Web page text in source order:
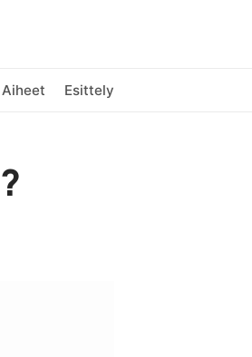
Aiheet Esittely